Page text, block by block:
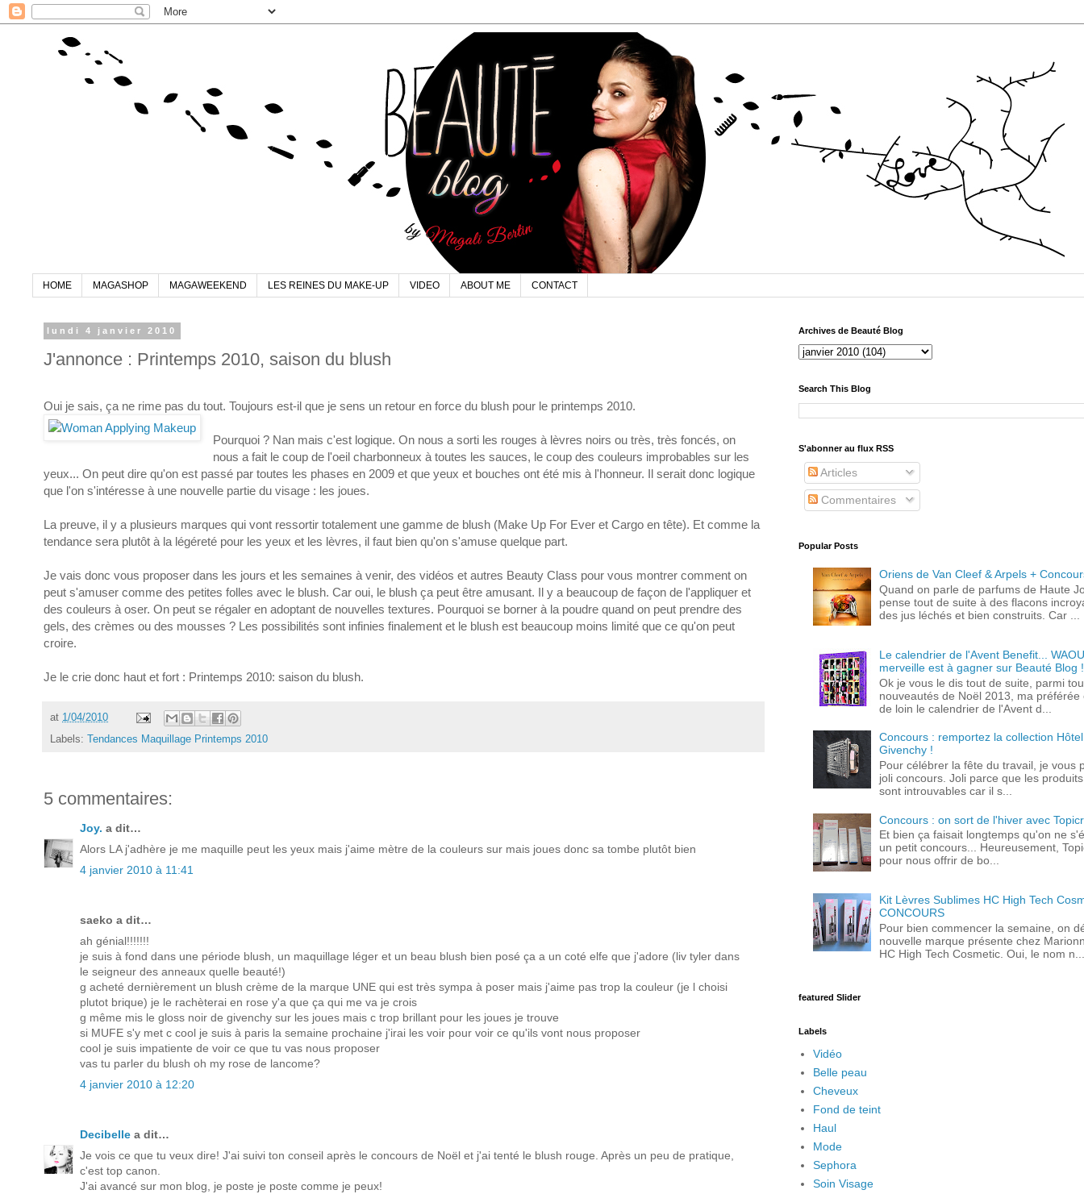
HOME MAGASHOP MAGAWEEKEND LES REINES DU MAKE-UP VIDEO ABOUT ME CONTACT
lundi 4 janvier 2010
J'annonce : Printemps 2010, saison du blush
Oui je sais, ça ne rime pas du tout. Toujours est-il que je sens un retour en force du blush pour le printemps 2010.
Pourquoi ? Nan mais c'est logique. On nous a sorti les rouges à lèvres noirs ou très, très foncés, on
nous a fait le coup de l'oeil charbonneux à toutes les sauces, le coup des couleurs improbables sur les
yeux... On peut dire qu'on est passé par toutes les phases en 2009 et que yeux et bouches ont été mis à l'honneur. Il serait donc logique
que l'on s'intéresse à une nouvelle partie du visage : les joues.
La preuve, il y a plusieurs marques qui vont ressortir totalement une gamme de blush (Make Up For Ever et Cargo en tête). Et comme la
tendance sera plutôt à la légéreté pour les yeux et les lèvres, il faut bien qu'on s'amuse quelque part.
Je vais donc vous proposer dans les jours et les semaines à venir, des vidéos et autres Beauty Class pour vous montrer comment on
peut s'amuser comme des petites folles avec le blush. Car oui, le blush ça peut être amusant. Il y a beaucoup de façon de l'appliquer et
des couleurs à oser. On peut se régaler en adoptant de nouvelles textures. Pourquoi se borner à la poudre quand on peut prendre des
gels, des crèmes ou des mousses ? Les possibilités sont infinies finalement et le blush est beaucoup moins limité que ce qu'on peut
croire.
Je le crie donc haut et fort : Printemps 2010: saison du blush.
at 1/04/2010
Labels:
Tendances Maquillage Printemps 2010
5 commentaires:
Joy. a dit…
Alors LA j'adhère je me maquille peut les yeux mais j'aime mètre de la couleurs sur mais joues donc sa tombe plutôt bien
4 janvier 2010 à 11:41
saeko a dit…
ah génial!!!!!!!
je suis à fond dans une période blush, un maquillage léger et un beau blush bien posé ça a un coté elfe que j'adore (liv tyler dans
le seigneur des anneaux quelle beauté!)
g acheté dernièrement un blush crème de la marque UNE qui est très sympa à poser mais j'aime pas trop la couleur (je l choisi
plutot brique) je le rachèterai en rose y'a que ça qui me va je crois
g même mis le gloss noir de givenchy sur les joues mais c trop brillant pour les joues je trouve
si MUFE s'y met c cool je suis à paris la semaine prochaine j'irai les voir pour voir ce qu'ils vont nous proposer
cool je suis impatiente de voir ce que tu vas nous proposer
vas tu parler du blush oh my rose de lancome?
4 janvier 2010 à 12:20
Decibelle a dit…
Je vois ce que tu veux dire! J'ai suivi ton conseil après le concours de Noël et j'ai tenté le blush rouge. Après un peu de pratique,
c'est top canon.
J'ai avancé sur mon blog, je poste je poste comme je peux!
Archives de Beauté Blog
Search This Blog
S'abonner au flux RSS
Articles
Commentaires
Popular Posts
Oriens de Van Cleef & Arpels +
Quand on parle de parfums de Haute
pense tout de suite à des flacons
des jus léchés et bien construits. Car ...
Le calendrier de l'Avent Benefit...
merveille est à gagner sur Beauté Blog !
Ok je vous le dis tout de suite, parmi
nouveautés de Noël 2013, ma préférée
de loin le calendrier de l'Avent d...
Concours : remportez la collection
Givenchy !
Pour célébrer la fête du travail, je vous
joli concours. Joli parce que les
sont introuvables car il s...
Concours : on sort de l'hiver avec
Et bien ça faisait longtemps qu'on ne
un petit concours... Heureusement,
pour nous offrir de bo...
Kit Lèvres Sublimes HC High Tech
CONCOURS
Pour bien commencer la semaine, on
nouvelle marque présente chez
HC High Tech Cosmetic. Oui, le nom
featured Slider
Labels
Vidéo
Belle peau
Cheveux
Fond de teint
Haul
Mode
Sephora
Soin Visage